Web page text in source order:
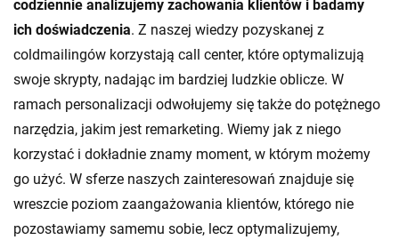
codziennie analizujemy zachowania klientów i badamy
ich doświadczenia. Z naszej wiedzy pozyskanej z
coldmailingów korzystają call center, które optymalizują
swoje skrypty, nadając im bardziej ludzkie oblicze. W
ramach personalizacji odwołujemy się także do potężnego
narzędzia, jakim jest remarketing. Wiemy jak z niego
korzystać i dokładnie znamy moment, w którym możemy
go użyć. W sferze naszych zainteresowań znajduje się
wreszcie poziom zaangażowania klientów, którego nie
pozostawiamy samemu sobie, lecz optymalizujemy,